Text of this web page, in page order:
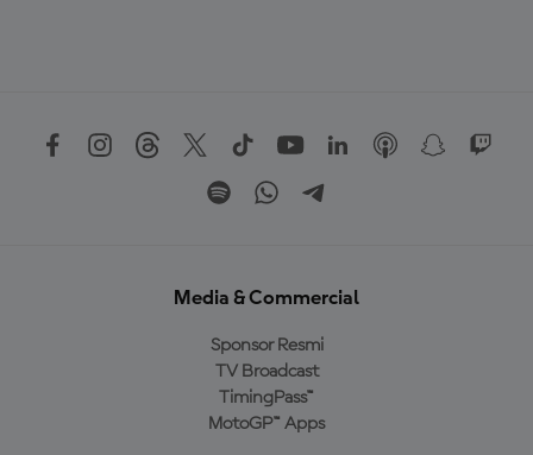
Media & Commercial
Sponsor Resmi
TV Broadcast
TimingPass™
MotoGP™ Apps